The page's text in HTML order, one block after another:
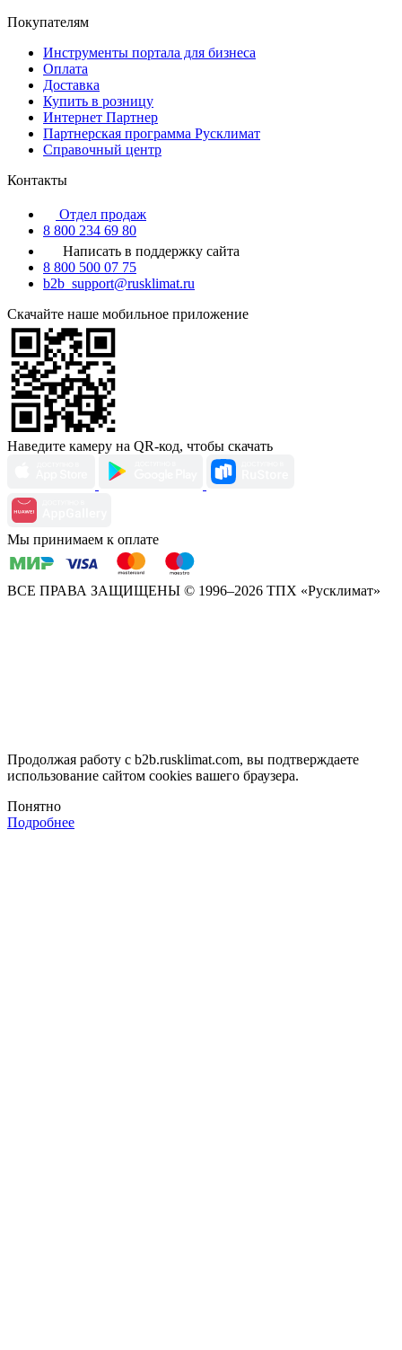
Покупателям
Инструменты портала для бизнеса
Оплата
Доставка
Купить в розницу
Интернет Партнер
Партнерская программа Русклимат
Справочный центр
Контакты
Отдел продаж
8 800 234 69 80
Написать в поддержку сайта
8 800 500 07 75
b2b_support@rusklimat.ru
Скачайте наше мобильное приложение
Наведите камеру на QR-код, чтобы скачать
Мы принимаем к оплате
ВСЕ ПРАВА ЗАЩИЩЕНЫ © 1996–2026 ТПХ «Русклимат»
Продолжая работу с b2b.rusklimat.com, вы подтверждаете
использование сайтом cookies вашего браузера.
Понятно
Подробнее